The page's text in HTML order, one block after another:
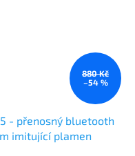
880 Kč
–54 %
- přenosný bluetooth
imitující plamen